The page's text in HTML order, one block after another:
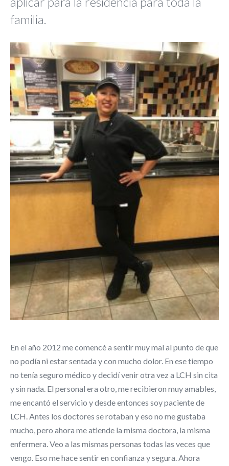
familia.
En el año 2012 me comencé a sentir muy mal al punto de que
no podía ni estar sentada y con mucho dolor. En ese tiempo
no tenía seguro médico y decidí venir otra vez a LCH sin cita
y sin nada. El personal era otro, me recibieron muy amables,
me encantó el servicio y desde entonces soy paciente de
LCH. Antes los doctores se rotaban y eso no me gustaba
mucho, pero ahora me atiende la misma doctora, la misma
enfermera. Veo a las mismas personas todas las veces que
vengo. Eso me hace sentir en confianza y segura. Ahora